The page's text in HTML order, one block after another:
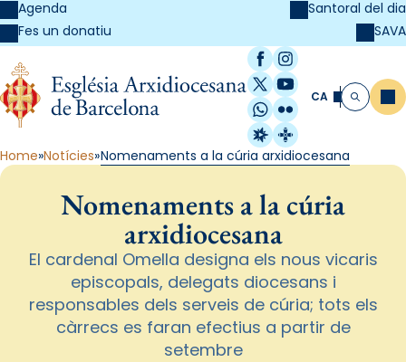
Agenda
Fes un donatiu
Santoral del dia
SAVA
Facebook
Instagram
X / Twitter
YouTube
WhatsApp
Flickr
Radio Estel
Catalunya
CA Cerca
Home Notícies Nomenaments a la cúria arxidiocesana
Nomenaments a la cúria
arxidiocesana
El cardenal Omella designa els nous vicaris
episcopals, delegats diocesans i
responsables dels serveis de cúria; tots els
càrrecs es faran efectius a partir de
setembre